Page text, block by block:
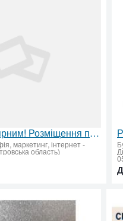
Стань популярним! Розміщення прес-релізів, новин
маркетинг, інтернет-
область)